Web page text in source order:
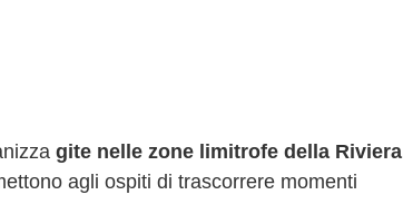
gite nelle zone limitrofe della Riviera
agli ospiti di trascorrere momenti